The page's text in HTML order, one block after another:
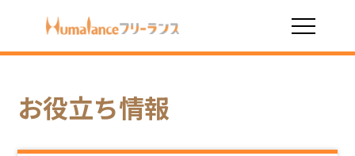
HOME お役立ち情報
お役立ち情報